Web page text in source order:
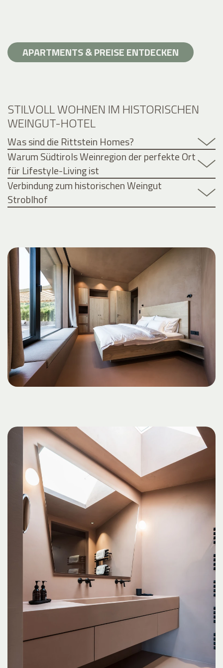
APARTMENTS & PREISE ENTDECKEN
STILVOLL WOHNEN IM HISTORISCHEN
WEINGUT-HOTEL
Was sind die Rittstein Homes?
Warum Südtirols Weinregion der perfekte Ort
für Lifestyle-Living ist
Verbindung zum historischen Weingut
Stroblhof